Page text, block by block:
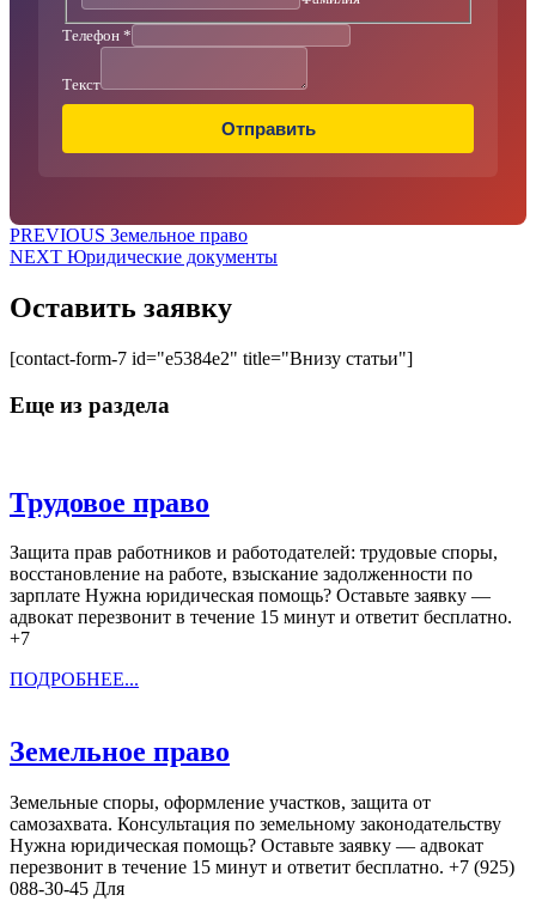
Телефон *
Текст
Отправить
Навигация
по
записям
PREVIOUS Предыдущая
запись:
Земельное право
NEXT Следующая
Юридические документы
Оставить заявку
[contact-form-7 id="e5384e2" title="Внизу статьи"]
Еще из раздела
Трудовое право
Защита прав работников и работодателей: трудовые споры,
восстановление на работе, взыскание задолженности по
зарплате Нужна юридическая помощь? Оставьте заявку —
адвокат перезвонит в течение 15 минут и ответит бесплатно.
+7
ПОДРОБНЕЕ...
Земельное право
Земельные споры, оформление участков, защита от
самозахвата. Консультация по земельному законодательству
Нужна юридическая помощь? Оставьте заявку — адвокат
перезвонит в течение 15 минут и ответит бесплатно. +7 (925)
088-30-45 Для